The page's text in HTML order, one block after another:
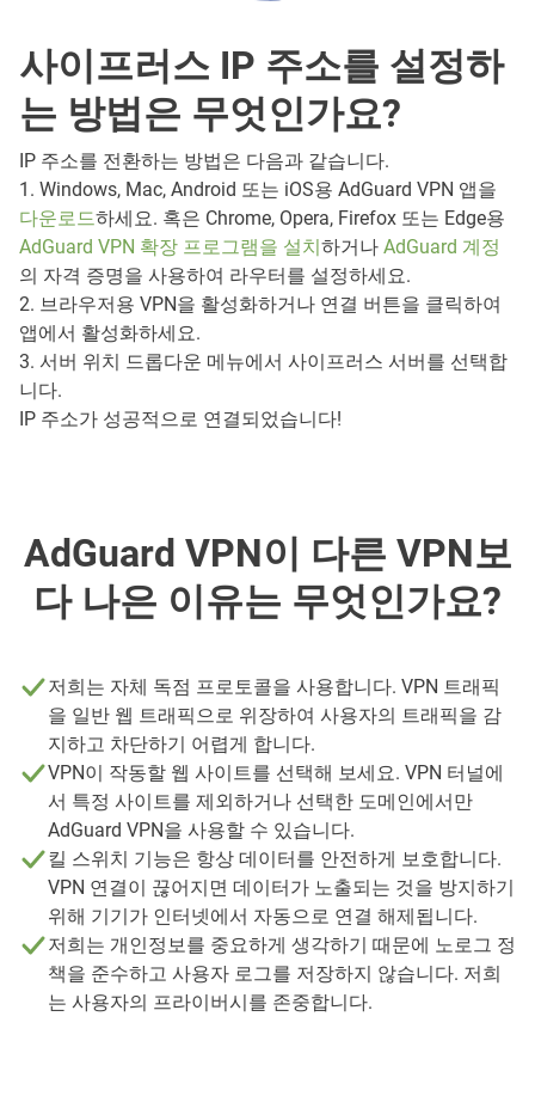
사이프러스 IP 주소를 설정하
는 방법은 무엇인가요?
IP 주소를 전환하는 방법은 다음과 같습니다.
1. Windows, Mac, Android 또는 iOS용 AdGuard VPN 앱을
다운로드하세요. 혹은 Chrome, Opera, Firefox 또는 Edge용
AdGuard VPN 확장 프로그램을 설치하거나 AdGuard 계정
의 자격 증명을 사용하여 라우터를 설정하세요.
2. 브라우저용 VPN을 활성화하거나 연결 버튼을 클릭하여
앱에서 활성화하세요.
3. 서버 위치 드롭다운 메뉴에서 사이프러스 서버를 선택합
니다.
IP 주소가 성공적으로 연결되었습니다!
AdGuard VPN이 다른 VPN보
다 나은 이유는 무엇인가요?
저희는 자체 독점 프로토콜을 사용합니다. VPN 트래픽
을 일반 웹 트래픽으로 위장하여 사용자의 트래픽을 감
지하고 차단하기 어렵게 합니다.
VPN이 작동할 웹 사이트를 선택해 보세요. VPN 터널에
서 특정 사이트를 제외하거나 선택한 도메인에서만
AdGuard VPN을 사용할 수 있습니다.
킬 스위치 기능은 항상 데이터를 안전하게 보호합니다.
VPN 연결이 끊어지면 데이터가 노출되는 것을 방지하기
위해 기기가 인터넷에서 자동으로 연결 해제됩니다.
저희는 개인정보를 중요하게 생각하기 때문에 노로그 정
책을 준수하고 사용자 로그를 저장하지 않습니다. 저희
는 사용자의 프라이버시를 존중합니다.